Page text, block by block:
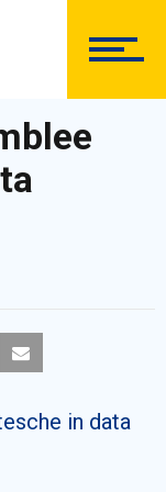
in data